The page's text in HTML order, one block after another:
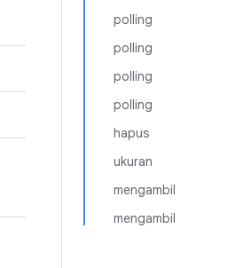
polling
polling
polling
polling
hapus
ukuran
mengambil
mengambil